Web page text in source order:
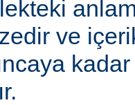
ve